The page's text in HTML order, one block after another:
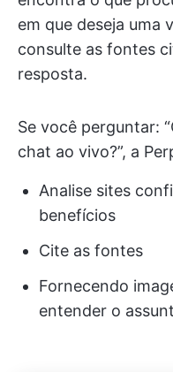
em que deseja uma
consulte as fontes
resposta.
Se você perguntar:
chat ao vivo?”, a
Analise sites
benefícios
Cite as fontes
Fornecendo
entender o